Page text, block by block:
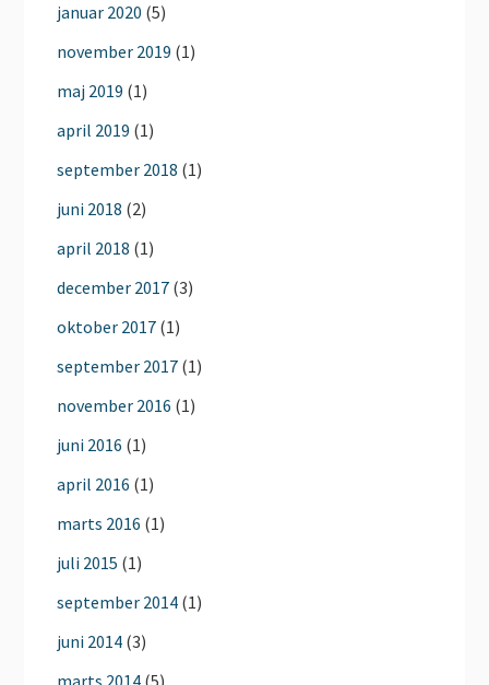
januar 2020 (5)
november 2019 (1)
maj 2019 (1)
april 2019 (1)
september 2018 (1)
juni 2018 (2)
april 2018 (1)
december 2017 (3)
oktober 2017 (1)
september 2017 (1)
november 2016 (1)
juni 2016 (1)
april 2016 (1)
marts 2016 (1)
juli 2015 (1)
september 2014 (1)
juni 2014 (3)